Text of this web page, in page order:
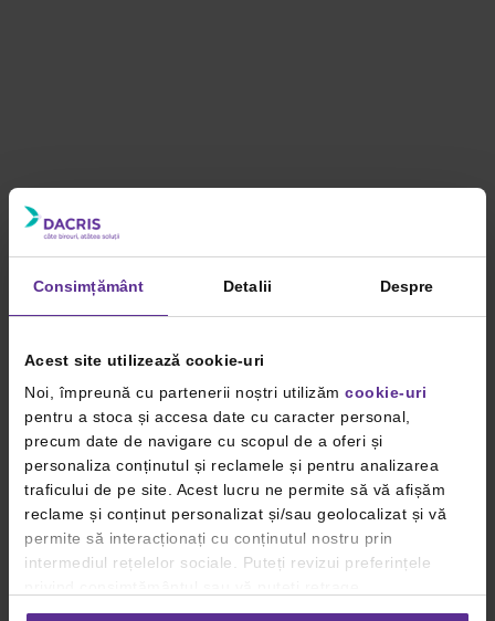
Consimțământ Detalii Despre
Acest site utilizează cookie-uri
Noi, împreună cu partenerii noștri utilizăm cookie-uri
pentru a stoca și accesa date cu caracter personal,
precum date de navigare cu scopul de a oferi și
personaliza conținutul și reclamele și pentru analizarea
traficului de pe site. Acest lucru ne permite să vă afișăm
reclame și conținut personalizat și/sau geolocalizat și vă
permite să interacționați cu conținutul nostru prin
intermediul rețelelor sociale. Puteți revizui preferințele
consimțământul oricând, făcând click pe linkul către